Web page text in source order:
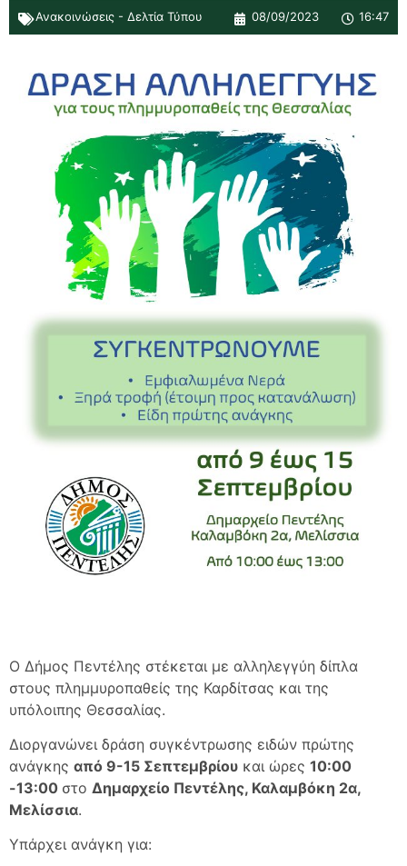
Ανακοινώσεις - Δελτία Τύπου 08/09/2023 16:47
Ο Δήμος Πεντέλης στέκεται με αλληλεγγύη δίπλα
στους πλημμυροπαθείς της Καρδίτσας και της
υπόλοιπης Θεσσαλίας.
Διοργανώνει δράση συγκέντρωσης ειδών πρώτης
ανάγκης από 9-15 Σεπτεμβρίου και ώρες 10:00
-13:00 στο Δημαρχείο Πεντέλης, Καλαμβόκη 2α,
Μελίσσια.
Υπάρχει ανάγκη για: